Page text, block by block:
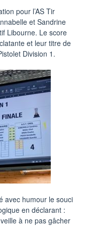
pour l’AS Tir
et Sandrine
Libourne. Le score
et leur titre de
Division 1.
avec humour le souci
en déclarant :
à ne pas gâcher